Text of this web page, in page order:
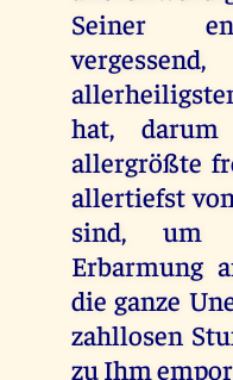
Seiner
hat,
allergrößte
allertiefst
sind, um
Erbarmung
die ganze
zahllosen
zu Ihm